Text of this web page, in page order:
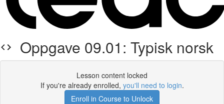
Oppgave 09.01: Typisk norsk
Lesson content locked
If you're already enrolled, you'll need to login.
Enroll in Course to Unlock